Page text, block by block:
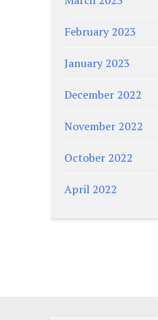
February 2023
January 2023
December 2022
November 2022
October 2022
April 2022